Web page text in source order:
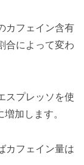
カフェイン含有
合によって変わ
スプレッソを使
加します。
カフェイン量は